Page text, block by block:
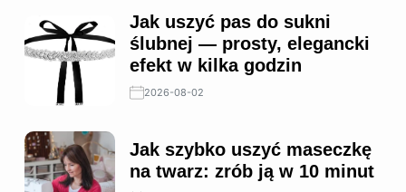
Jak uszyć pas do sukni
ślubnej — prosty, elegancki
efekt w kilka godzin
2026-08-02
Jak szybko uszyć maseczkę
na twarz: zrób ją w 10 minut